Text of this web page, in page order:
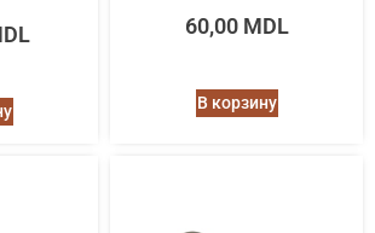
60,00 MDL
В корзину